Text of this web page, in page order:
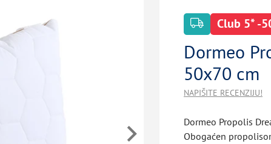
Club 5* -
Dormeo
50x70 cm
NAPIŠITE RECENZIJU!
Dormeo Propolis
Obogaćen